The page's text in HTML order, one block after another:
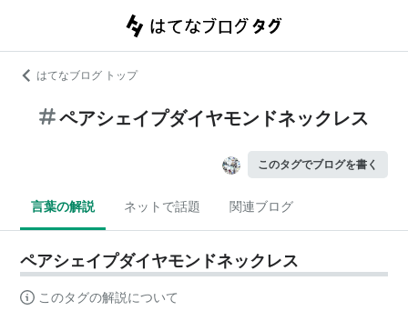
はてなブログ トップ
ペアシェイプダイヤモンドネックレス
このタグでブログを書く
言葉の解説 ネットで話題 関連ブログ
ペアシェイプダイヤモンドネックレス
このタグの解説について